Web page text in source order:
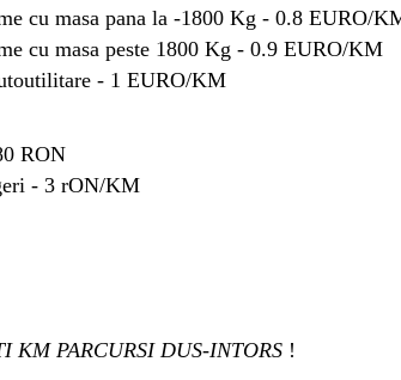
cu masa pana la -1800 Kg - 0.8 EURO/
cu masa peste 1800 Kg - 0.9 EURO/KM
- 1 EURO/KM
RON
- 3 rON/KM
KM PARCURSI DUS-INTORS!